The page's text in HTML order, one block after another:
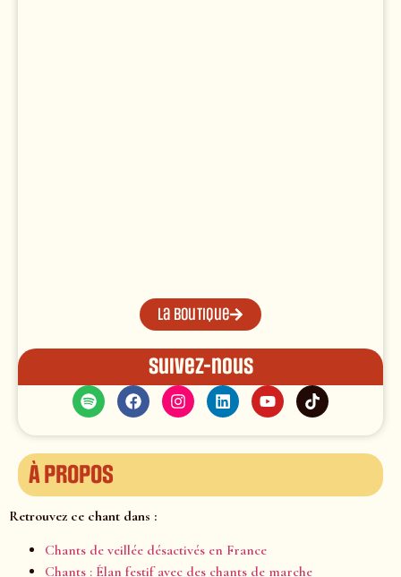
La boutique
Suivez-nous
À propos
Retrouvez ce chant dans :
Chants de veillée désactivés en France
Chants : Élan festif avec des chants de marche